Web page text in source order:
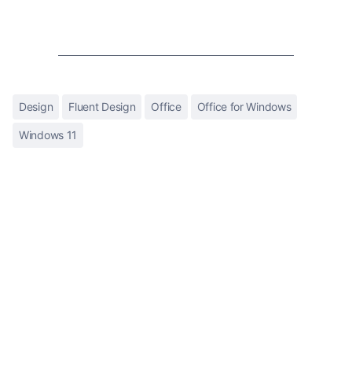
Design Fluent Design Office Office for Windows
Windows 11